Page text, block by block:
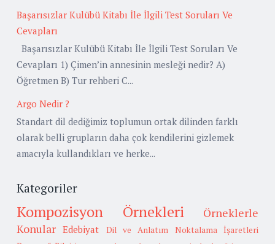
Başarısızlar Kulübü Kitabı İle İlgili Test Soruları Ve
Cevapları
Başarısızlar Kulübü Kitabı İle İlgili Test Soruları Ve
Cevapları 1) Çimen’in annesinin mesleği nedir? A)
Öğretmen B) Tur rehberi C...
Argo Nedir ?
Standart dil dediğimiz toplumun ortak dilinden farklı
olarak belli grupların daha çok kendilerini gizlemek
amacıyla kullandıkları ve herke...
Kategoriler
Kompozisyon Örnekleri
Örneklerle
Konular Edebiyat Dil ve Anlatım
Noktalama İşaretleri